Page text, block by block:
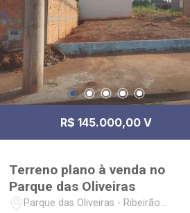
R$ 145.000,00 V
Terreno plano à venda no
Parque das Oliveiras
Parque das Oliveiras - Ribeirão